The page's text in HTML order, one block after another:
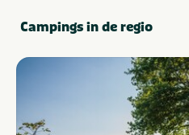
Campings in de regio